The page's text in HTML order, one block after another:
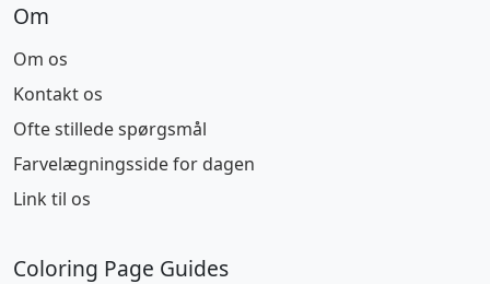
Om
Om os
Kontakt os
Ofte stillede spørgsmål
Farvelægningsside for dagen
Link til os
Coloring Page Guides